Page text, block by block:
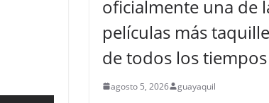
oficialmente una de
películas más
de todos los tiempos
agosto 5, 2026 guayaquil